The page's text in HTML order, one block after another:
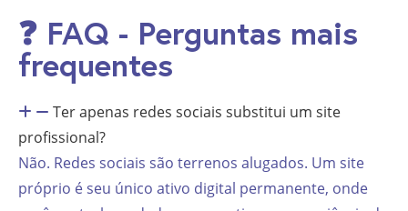
❓ FAQ - Perguntas mais
frequentes
Ter apenas redes sociais substitui um site
profissional?
Não. Redes sociais são terrenos alugados. Um site
próprio é seu único ativo digital permanente, onde